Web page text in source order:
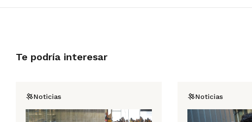
Te podría interesar
Noticias Noticias